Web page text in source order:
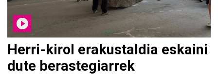
Herri-kirol erakustaldia eskaini
dute berastegiarrek